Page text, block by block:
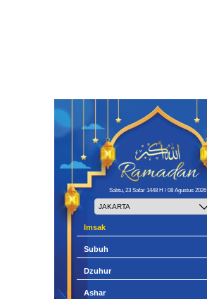
Sabtu, 23 Safar 1448 H / 08 Agustus 2026
Imsak
Subuh
Dzuhur
Ashar